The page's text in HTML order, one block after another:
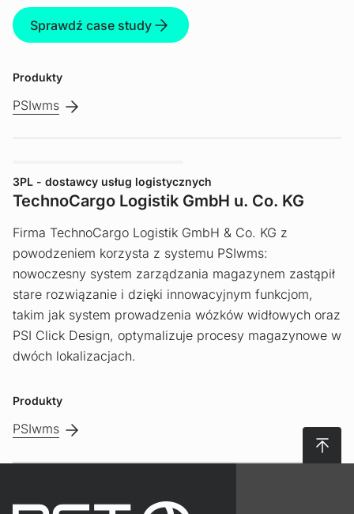
Sprawdź case study
Produkty
PSIwms
3PL - dostawcy usług logistycznych
TechnoCargo Logistik GmbH u. Co. KG
Firma TechnoCargo Logistik GmbH & Co. KG z
powodzeniem korzysta z systemu PSIwms:
nowoczesny system zarządzania magazynem zastąpił
stare rozwiązanie i dzięki innowacyjnym funkcjom,
takim jak system prowadzenia wózków widłowych oraz
PSI Click Design, optymalizuje procesy magazynowe w
dwóch lokalizacjach.
Produkty
PSIwms
Do